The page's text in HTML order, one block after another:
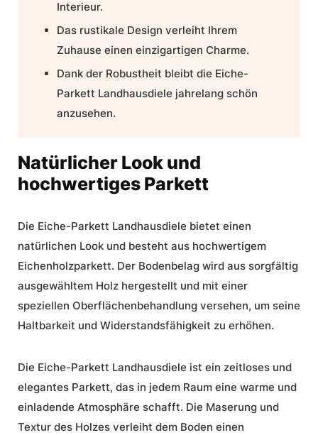
Interieur.
Das rustikale Design verleiht Ihrem
Zuhause einen einzigartigen Charme.
Dank der Robustheit bleibt die Eiche-
Parkett Landhausdiele jahrelang schön
anzusehen.
Natürlicher Look und
hochwertiges Parkett
Die Eiche-Parkett Landhausdiele bietet einen
natürlichen Look und besteht aus hochwertigem
Eichenholzparkett. Der Bodenbelag wird aus sorgfältig
ausgewähltem Holz hergestellt und mit einer
speziellen Oberflächenbehandlung versehen, um seine
Haltbarkeit und Widerstandsfähigkeit zu erhöhen.
Die Eiche-Parkett Landhausdiele ist ein zeitloses und
elegantes Parkett, das in jedem Raum eine warme und
einladende Atmosphäre schafft. Die Maserung und
Textur des Holzes verleiht dem Boden einen